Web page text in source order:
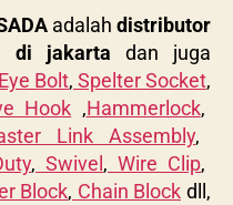
adalah distributor
di jakarta dan juga
Eye Bolt, Spelter Socket,
Hook ,Hammerlock,
Link Assembly,
, Swivel , Wire Clip,
Block, Chain Block dll,